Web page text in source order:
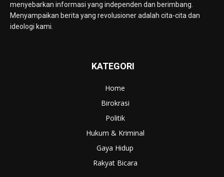
menyebarkan informasi yang independen dan berimbang.
Menyampaikan berita yang revolusioner adalah cita-cita dan
ideologi kami.
KATEGORI
Home
Birokrasi
Politik
Hukum & Kriminal
Gaya Hidup
Rakyat Bicara